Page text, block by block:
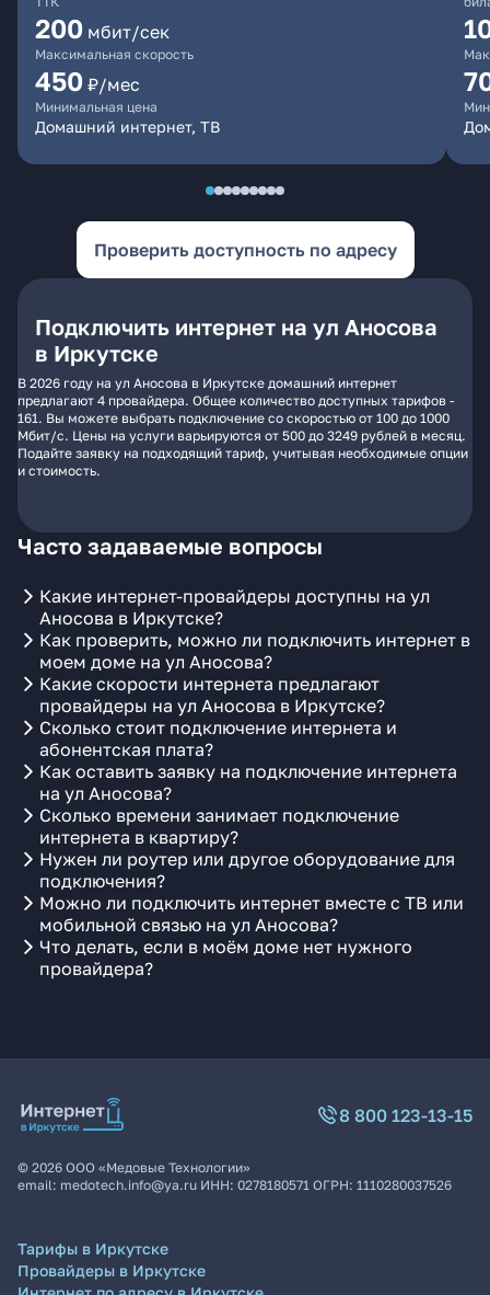
200 мбит/сек
Максимальная скорость
450 ₽/мес
Минимальная цена
Домашний интернет, ТВ
Проверить доступность по адресу
Подключить интернет на ул Аносова
в Иркутске
В 2026 году на ул Аносова в Иркутске домашний интернет
предлагают 4 провайдера. Общее количество доступных тарифов -
161. Вы можете выбрать подключение со скоростью от 100 до 1000
Мбит/с. Цены на услуги варьируются от 500 до 3249 рублей в месяц.
Подайте заявку на подходящий тариф, учитывая необходимые опции
и стоимость.
Часто задаваемые вопросы
Какие интернет-провайдеры доступны на ул
Аносова в Иркутске?
Как проверить, можно ли подключить интернет в
моем доме на ул Аносова?
Какие скорости интернета предлагают
провайдеры на ул Аносова в Иркутске?
Сколько стоит подключение интернета и
абонентская плата?
Как оставить заявку на подключение интернета
на ул Аносова?
Сколько времени занимает подключение
интернета в квартиру?
Нужен ли роутер или другое оборудование для
подключения?
Можно ли подключить интернет вместе с ТВ или
мобильной связью на ул Аносова?
Что делать, если в моём доме нет нужного
провайдера?
8 800 123-13-15
© 2026 ООО «Медовые Технологии»
email: medotech.info@ya.ru ИНН: 0278180571 ОГРН: 1110280037526
Тарифы в Иркутске
Провайдеры в Иркутске